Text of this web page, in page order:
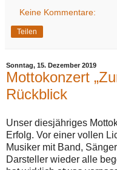
Keine Kommentare:
Teilen
Sonntag, 15. Dezember 2019
Mottokonzert
Rückblick
Unser diesjähriges
Erfolg. Vor einer vollen
Musiker mit Band,
Darsteller wieder alle